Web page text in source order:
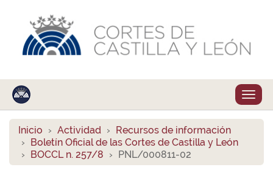
Inicio Actividad
Recursos de información
Boletín Oficial de las Cortes de Castilla y León
BOCCL n. 257/8
PNL/000811-02